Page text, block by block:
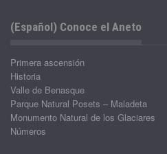
(Español) Conoce el Aneto
Primera ascensión
Historia
Valle de Benasque
Parque Natural Posets – Maladeta
Monumento Natural de los Glaciares
Números